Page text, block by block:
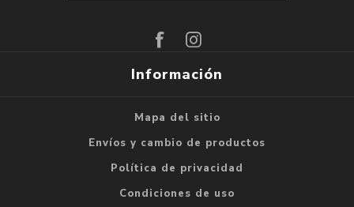
Información
Mapa del sitio
Envíos y cambio de productos
Política de privacidad
Condiciones de uso